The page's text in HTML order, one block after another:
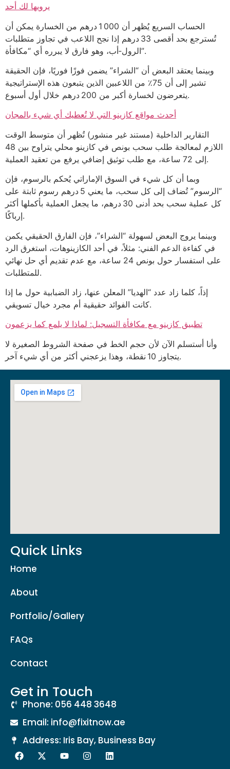
يرويها لك أحد
الحساب السريع يُظهر أن 1 000 درهم من الخسارة يمكن أن
تُسترجع بحد أقصى 33 درهم إذا نجح اللاعب في تجاوز متطلبات
الرول‑أب، وهو فارق لا يبرره أي “مكافأة”.
وبينما يعتقد البعض أن “الشراء” يضمن فوزًا فوريًا، فإن الحقيقة
تشير إلى أن 75٪ من اللاعبين الذين يتبعون هذه الإستراتيجية
يتعرضون لخسارة أكبر من 200 درهم خلال أول أسبوع.
أحدث مواقع كازينو التي لا تُعطيك أي شيء بالمجان
التقارير الداخلية (مستند غير منشور) تُظهر أن متوسط الوقت
اللازم لمعالجة طلب سحب بونص في كازينو محلي يتراوح بين 48
إلى 72 ساعة، مع طلب توثيق إضافي يرفع من تعقيد العملية.
وبما أن كل شيء في السوق الإماراتي يُحكم بالرسوم، فإن
“الرسوم” تُضاف إلى كل سحب، ما يعني 5 درهم رسوم ثابتة على
كل عملية سحب بحد أدنى 30 درهم، ما يجعل العملية بأكملها أكثر
إرباكًا.
وبينما يروج البعض لسهولة “الشراء”، فإن الفارق الحقيقي يكمن
في كفاءة الدعم الفني: مثلاً، في أحد الكازينوهات، استغرق الرد
على استفسار حول بونص 24 ساعة، مع عدم تقديم أي حل نهائي
للمتطلبات.
إذاً، كلما زاد عدد “الهديا” المعلن عنها، زاد الضبابية حول ما إذا
كانت الفوائد حقيقية أم مجرد خيال تسويقي.
تطبيق كازينو مع مكافأة التسجيل: لماذا لا يلمع كما يزعمون
وأنا أستسلم الآن لأن حجم الخط في صفحة الشروط الصغيرة لا
يتجاوز 10 نقطة، وهذا يزعجني أكثر من أي شيء آخر.
Quick Links
Home
About
Portfolio/Gallery
FAQs
Contact
Get in Touch
Phone: 056 448 3648
Email: info@fixitnow.ae
Address: Iris Bay, Business Bay